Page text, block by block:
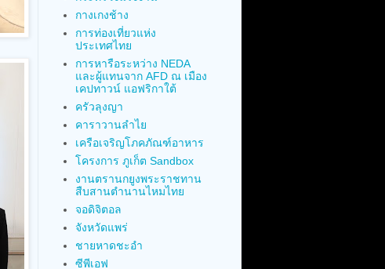
กางเกงช้าง
การท่องเที่ยวแห่ง
ประเทศไทย
การหารือระหว่าง NEDA
และผู้แทนจาก AFD ณ เมือง
เคปทาวน์ แอฟริกาใต้
ครัวลุงญา
คาราวานลำไย
เครือเจริญโภคภัณฑ์อาหาร
โครงการ ภูเก็ต Sandbox
งานตรานกยูงพระราชทาน
สืบสานตำนานไหมไทย
จอดิจิตอล
จังหวัดแพร่
ชายหาดชะอำ
ซีพีเอฟ